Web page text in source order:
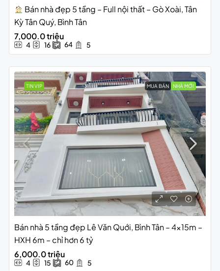
Bán nhà đẹp 5 tầng – Full nội thất – Gò Xoài, Tân
Kỳ Tân Quý, Bình Tân
7,000.0 triệu
4 16 64 5
TIN VIP MUA BÁN NHÀ MỚI
Bán nhà 5 tầng đẹp Lê Văn Quới, Bình Tân – 4x15m –
HXH 6m – chỉ hơn 6 tỷ
6,000.0 triệu
4 15 60 5